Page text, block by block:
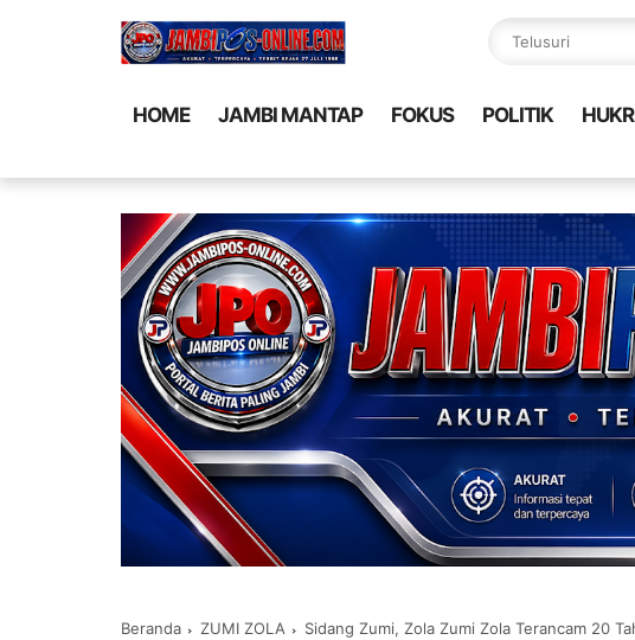
HOME JAMBI MANTAP FOKUS POLITIK
Beranda ZUMI ZOLA Sidang Zumi, Zola Zumi Zola Terancam 20